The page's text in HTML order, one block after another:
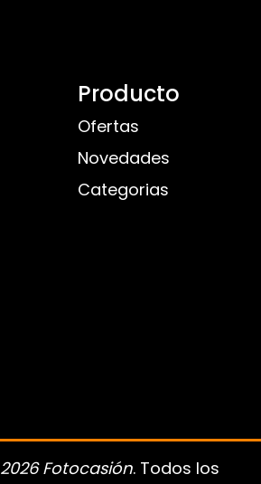
Producto
Ofertas
Novedades
Categorias
2026 Fotocasión. Todos los